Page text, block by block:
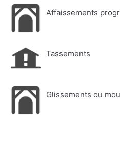
Affaissements
Tassements
Glissements ou